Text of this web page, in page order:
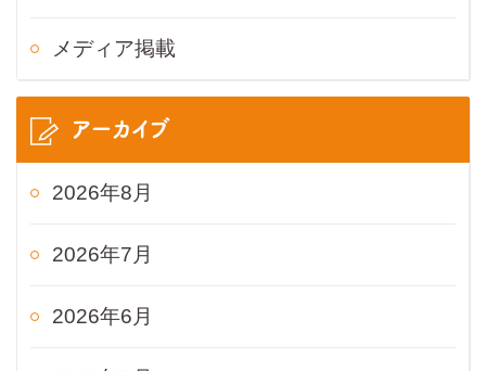
メディア掲載
アーカイブ
2026年8月
2026年7月
2026年6月